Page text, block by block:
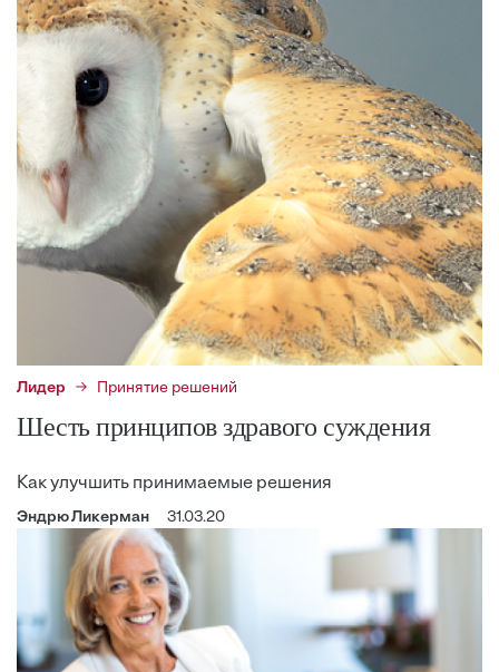
Лидер Принятие решений
Шесть принципов здравого суждения
Как улучшить принимаемые решения
Эндрю Ликерман 31.03.20